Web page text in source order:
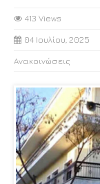
413 Views
04 Ιουλίου, 2025
Ανακοινώσεις